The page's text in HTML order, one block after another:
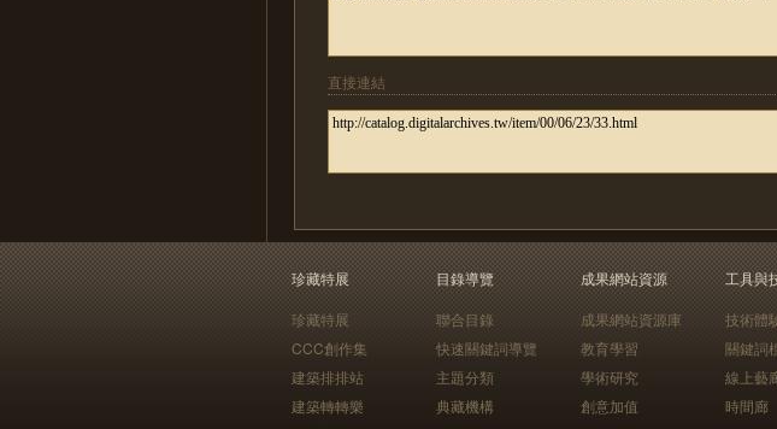
直接連結
珍藏特展
珍藏特展
CCC創作集
建築排排站
建築轉轉樂
目錄導覽
聯合目錄
快速關鍵詞導覽
主題分類
典藏機構
成果網站資源
成果網站資源庫
教育學習
學術研究
創意加值
工具與
技術體
關鍵詞
線上藝
時間廊